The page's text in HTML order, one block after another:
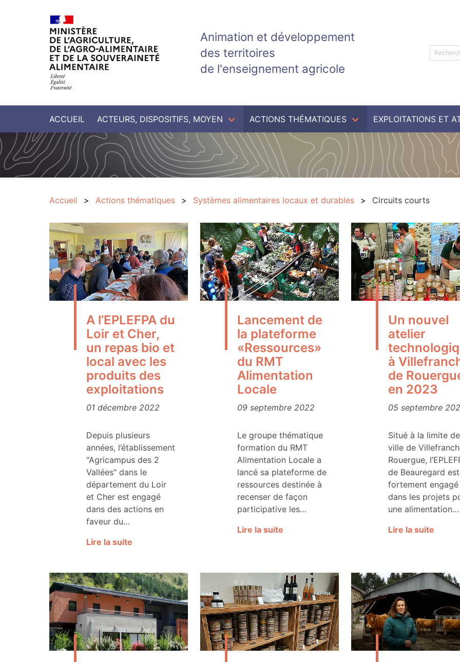
Animation et développement
des territoires
de l'enseignement agricole
ACCUEIL ACTEURS, DISPOSITIFS, MOYEN ACTIONS THÉMATIQUES EXPLOITATIONS ET
Accueil Actions thématiques Systèmes alimentaires locaux et durables Circuits courts
A l’EPLEFPA du
Loir et Cher,
un repas bio et
local avec les
produits des
exploitations
01 décembre 2022
Depuis plusieurs
années, l’établissement
"Agricampus des 2
Vallées" dans le
département du Loir
et Cher est engagé
dans des actions en
faveur du…
Lire la suite
Lancement de
la plateforme
«Ressources»
du RMT
Alimentation
Locale
09 septembre 2022
Le groupe thématique
formation du RMT
Alimentation Locale a
lancé sa plateforme de
ressources destinée à
recenser de façon
participative les…
Lire la suite
Un nouvel
atelier
à
de
en 2023
05 septembre
Situé à la limite
ville de
Rouergue,
de Beauregard est
fortement engagé
dans les projets
une alimentation…
Lire la suite